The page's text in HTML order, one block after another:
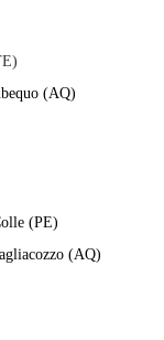
(AQ)
(PE)
(AQ)